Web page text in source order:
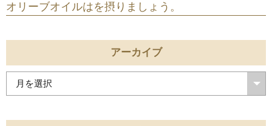
オリーブオイルはを摂りましょう。
アーカイブ